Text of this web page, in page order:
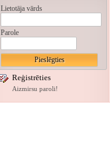
Lietotāja vārds
Parole
Reģistrēties
Aizmirsu paroli!